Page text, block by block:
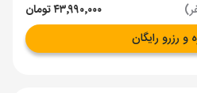
۴۳٬۹۹۰٬۰۰۰ تومان
و رزرو رایگان